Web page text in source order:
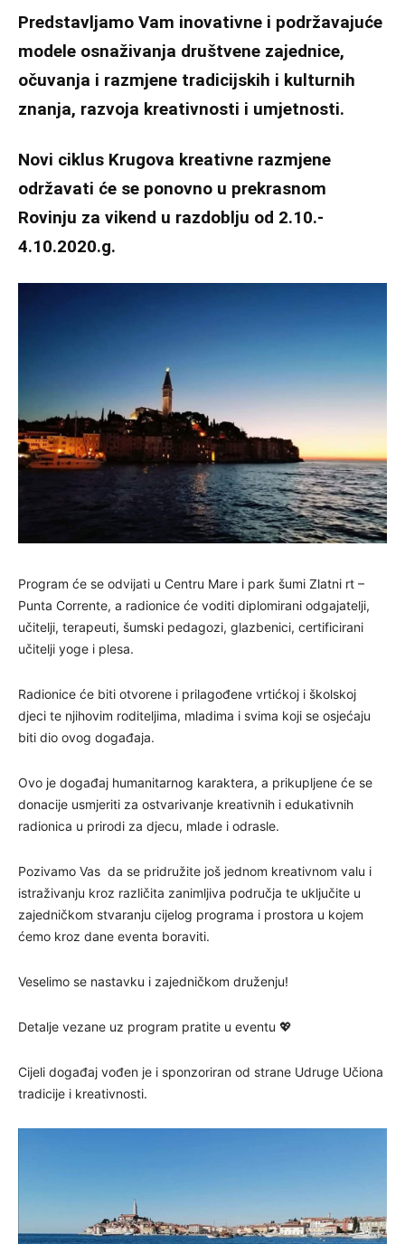
Predstavljamo Vam inovativne i podržavajuće
modele osnaživanja društvene zajednice,
očuvanja i razmjene tradicijskih i kulturnih
znanja, razvoja kreativnosti i umjetnosti.
Novi ciklus Krugova kreativne razmjene
održavati će se ponovno u prekrasnom
Rovinju za vikend u razdoblju od 2.10.-
4.10.2020.g.
Program će se odvijati u Centru Mare i park šumi Zlatni rt –
Punta Corrente, a radionice će voditi diplomirani odgajatelji,
učitelji, terapeuti, šumski pedagozi, glazbenici, certificirani
učitelji yoge i plesa.
Radionice će biti otvorene i prilagođene vrtićkoj i školskoj
djeci te njihovim roditeljima, mladima i svima koji se osjećaju
biti dio ovog događaja.
Ovo je događaj humanitarnog karaktera, a prikupljene će se
donacije usmjeriti za ostvarivanje kreativnih i edukativnih
radionica u prirodi za djecu, mlade i odrasle.
Pozivamo Vas da se pridružite još jednom kreativnom valu i
istraživanju kroz različita zanimljiva područja te uključite u
zajedničkom stvaranju cijelog programa i prostora u kojem
ćemo kroz dane eventa boraviti.
Veselimo se nastavku i zajedničkom druženju!
Detalje vezane uz program pratite u eventu 💖
Cijeli događaj vođen je i sponzoriran od strane Udruge Učiona
tradicije i kreativnosti.